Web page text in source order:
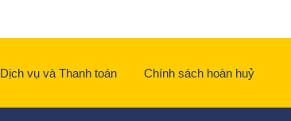
Dịch vụ và Thanh toán Chính sách hoàn huỷ